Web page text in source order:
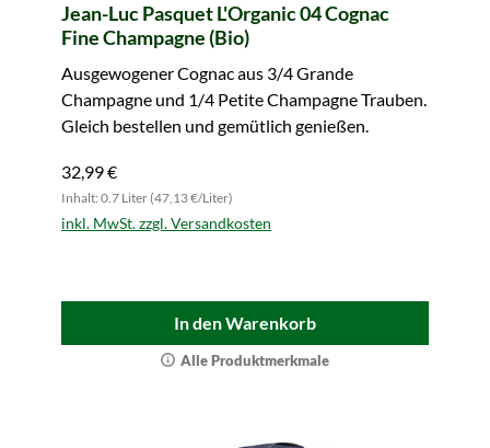
Jean-Luc Pasquet L'Organic 04 Cognac
Fine Champagne (Bio)
Ausgewogener Cognac aus 3/4 Grande
Champagne und 1/4 Petite Champagne Trauben.
Gleich bestellen und gemütlich genießen.
32,99 €
Inhalt: 0.7 Liter (47,13 €/Liter)
inkl. MwSt. zzgl. Versandkosten
In den Warenkorb
Alle Produktmerkmale